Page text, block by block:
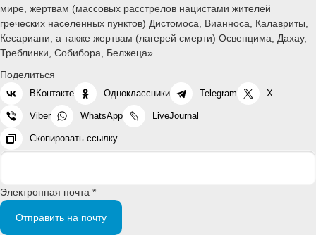
мире, жертвам (массовых расстрелов нацистами жителей
греческих населенных пунктов) Дистомоса, Вианноса, Калавриты,
Кесариани, а также жертвам (лагерей смерти) Освенцима, Дахау,
Треблинки, Собибора, Белжеца».
Поделиться
ВКонтакте Одноклассники Telegram X
Viber WhatsApp LiveJournal
Скопировать ссылку
Электронная почта *
Отправить на почту